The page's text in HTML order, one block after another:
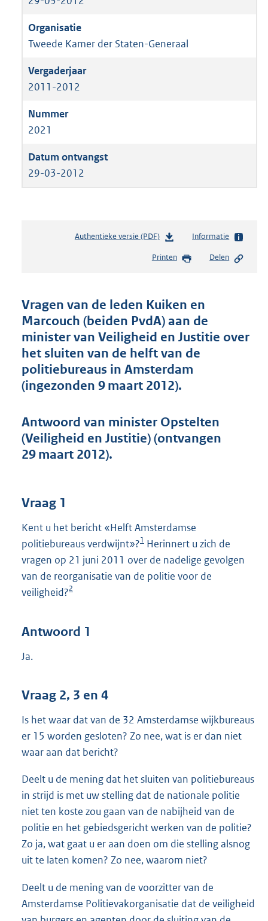
Tweede Kamer der Staten-Generaal
2011-2012
2021
29-03-2012
Authentieke versie (PDF)b
s
n
d
s
g
r
o
t
:
4
Informatie
Printen Delen
Vragen van de leden Kuiken en
Marcouch (beiden PvdA) aan de
minister van Veiligheid en Justitie over
het sluiten van de helft van de
politiebureaus in Amsterdam
(ingezonden 9 maart 2012).
Antwoord van minister Opstelten
(Veiligheid en Justitie) (ontvangen
29 maart 2012).
Vraag 1
Kent u het bericht «Helft Amsterdamse
politiebureaus verdwijnt»?1 Herinnert u zich de
vragen op 21 juni 2011 over de nadelige gevolgen
van de reorganisatie van de politie voor de
veiligheid?2
Antwoord 1
Ja.
Vraag 2, 3 en 4
Is het waar dat van de 32 Amsterdamse wijkbureaus
er 15 worden gesloten? Zo nee, wat is er dan niet
waar aan dat bericht?
Deelt u de mening dat het sluiten van politiebureaus
in strijd is met uw stelling dat de nationale politie
niet ten koste zou gaan van de nabijheid van de
politie en het gebiedsgericht werken van de politie?
Zo ja, wat gaat u er aan doen om die stelling alsnog
uit te laten komen? Zo nee, waarom niet?
Deelt u de mening van de voorzitter van de
Amsterdamse Politievakorganisatie dat de veiligheid